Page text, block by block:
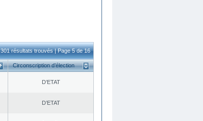
301 résultats trouvés | Page 5 de 16
Circonscription d’élection
D’ETAT
D’ETAT